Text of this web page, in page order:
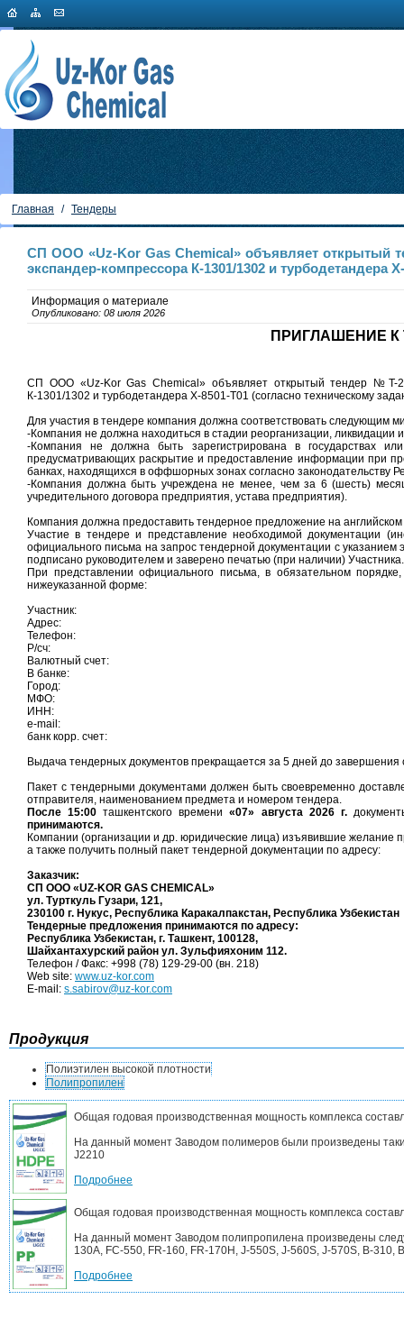
Главная / Тендеры
CП ООО «Uz-Kor Gas Chemical» объявляет открытый
экспандер-компрессора К-1301/1302 и турбодетандера
Информация о материале
Опубликовано: 08 июля 2026
ПРИГЛАШЕНИЕ К
CП ООО «Uz-Kor Gas Chemical» объявляет открытый тендер №T-
К-1301/1302 и турбодетандера Х-8501-Т01 (согласно техническому
Для участия в тендере компания должна соответствовать следующим
-Компания не должна находиться в стадии реорганизации, ликвидации
-Компания не должна быть зарегистрирована в государствах
предусматривающих раскрытие и предоставление информации при
банках, находящихся в оффшорных зонах согласно законодательству
-Компания должна быть учреждена не менее, чем за 6 (шесть)
учредительного договора предприятия, устава предприятия).
Компания должна предоставить тендерное предложение на английском
Участие в тендере и представление необходимой документации
официального письма на запрос тендерной документации с
подписано руководителем и заверено печатью (при наличии) Участника.
При представлении официального письма, в обязательном
нижеуказанной форме:
Участник:
Адрес:
Телефон:
Р/сч:
Валютный счет:
В банке:
Город:
МФО:
ИНН:
e-mail:
банк корр. счет:
Выдача тендерных документов прекращается за 5 дней до завершения
Пакет с тендерными документами должен быть своевременно
отправителя, наименованием предмета и номером тендера.
После 15:00 ташкентского времени«07» августа 2026 г.
принимаются.
Компании (организации и др. юридические лица) изъявившие желание
а также получить полный пакет тендерной документации по адресу:
Заказчик:
СП ООО «UZ-KOR GAS CHEMICAL»
ул. Турткуль Гузари, 121,
230100 г. Нукус, Республика Каракалпакстан, Республика Узбекистан
Тендерные предложения принимаются по адресу:
Республика Узбекистан, г. Ташкент, 100128,
Шайхантахурский район ул. Зульфияхоним 112.
Телефон / Факс: +998 (78) 129-29-00 (вн. 218)
Web site: www.uz-kor.com
E-mail: s.sabirov@uz-kor.com
Продукция
Полиэтилен высокой плотности
Полипропилен
Общая годовая производственная мощность комплекса
На данный момент Заводом полимеров были произведены
J2210
Подробнее
Общая годовая производственная мощность комплекса
На данный момент Заводом полипропилена произведены
130A, FC-550, FR-160, FR-170H, J-550S, J-560S, J-570S, B-
Подробнее